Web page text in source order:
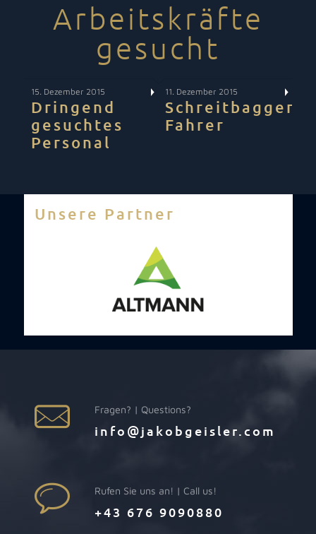
Arbeitskräfte
gesucht
15. Dezember 2015
Dringend
gesuchtes
Personal
11. Dezember 2015
Schreitbagger
Fahrer
Unsere Partner
Fragen? | Questions?
info@jakobgeisler.com
Rufen Sie uns an! | Call us!
+43 676 9090880